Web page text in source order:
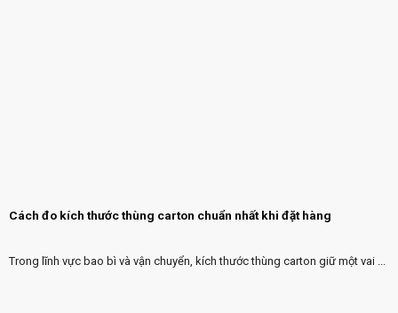
Cách đo kích thước thùng carton chuẩn nhất khi đặt hàng
Trong lĩnh vực bao bì và vận chuyển, kích thước thùng carton giữ một vai ...